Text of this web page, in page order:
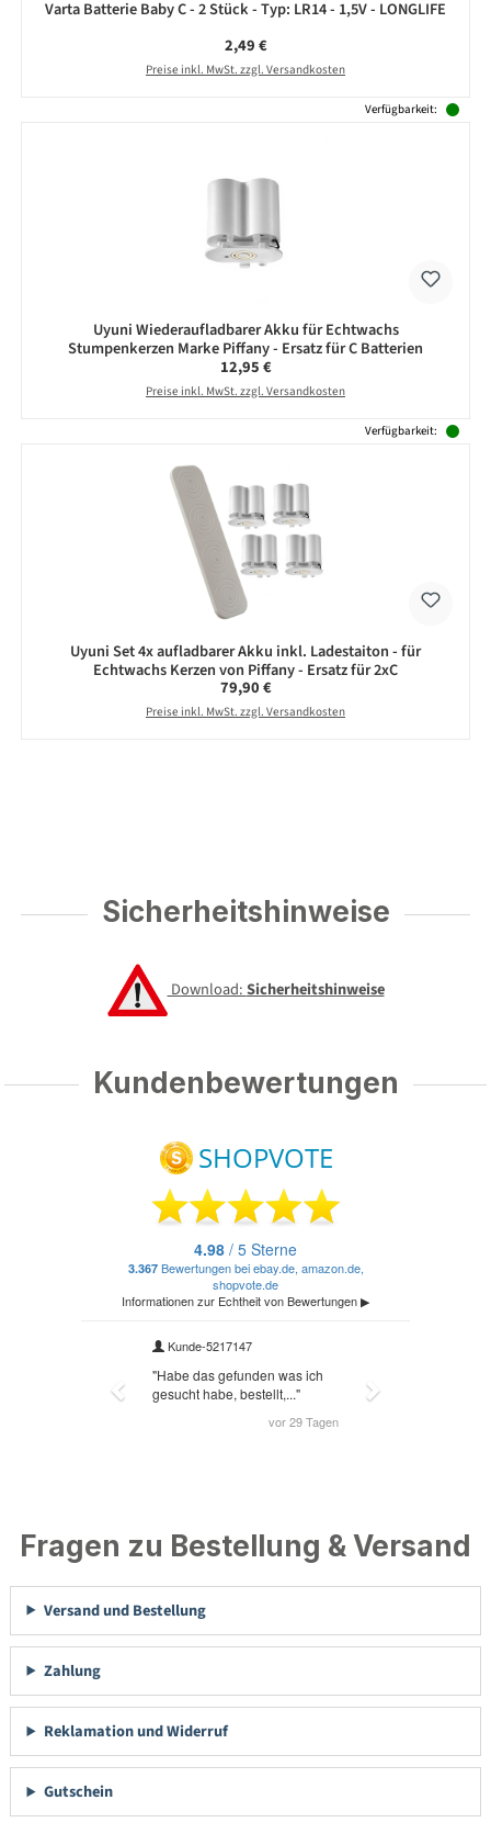
Varta Batterie Baby C - 2 Stück - Typ: LR14 - 1,5V - LONGLIFE
Regulärer Preis:
2,49 €
Preise inkl. MwSt. zzgl. Versandkosten
Verfügbarkeit:
Uyuni Wiederaufladbarer Akku für Echtwachs
Stumpenkerzen Marke Piffany - Ersatz für C Batterien
Regulärer Preis:
12,95 €
Preise inkl. MwSt. zzgl. Versandkosten
Verfügbarkeit:
Uyuni Set 4x aufladbarer Akku inkl. Ladestaiton - für
Echtwachs Kerzen von Piffany - Ersatz für 2xC
Regulärer Preis:
79,90 €
Preise inkl. MwSt. zzgl. Versandkosten
Sicherheitshinweise
Download:Sicherheitshinweise
Kundenbewertungen
Fragen zu Bestellung & Versand
Versand und Bestellung
Zahlung
Reklamation und Widerruf
Gutschein